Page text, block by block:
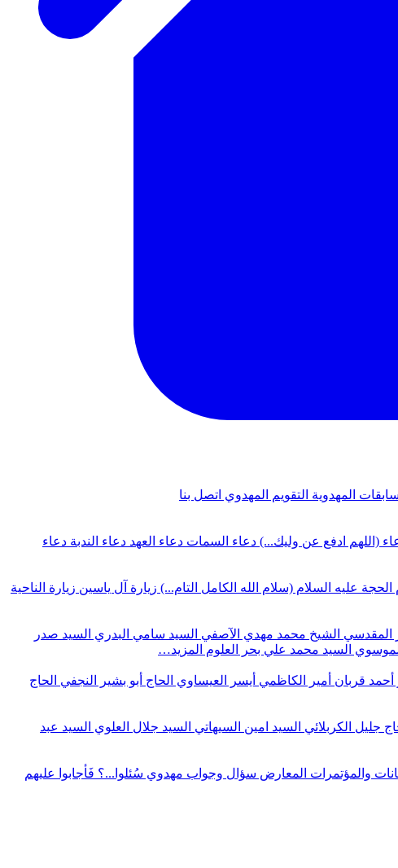
المهدوية التقويم المهدوي اتصل بنا
(اللهم ادفع عن وليك...) دعاء السمات دعاء العهد دعاء الندبة دعاء
الحجة عليه السلام (سلام الله الكامل التام...) زيارة آل ياسين زيارة الناحية
المقدسي الشيخ محمد مهدي الآصفي السيد سامي البدري السيد صدر
السيد محمد علي بحر العلوم المزيد…
أحمد قربان أمير الكاظمي أيسر العيساوي الحاج أبو بشير النجفي الحاج
جليل الكربلائي السيد امين السيهاتي السيد جلال العلوي السيد عبد
والمؤتمرات المعارض سؤال وجواب مهدوي سُئلوا...؟ فَأجابوا عليهم